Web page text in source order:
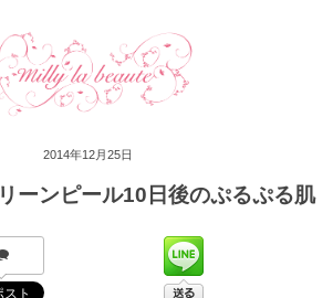
2014年12月25日
ーンピール10日後のぷるぷる肌